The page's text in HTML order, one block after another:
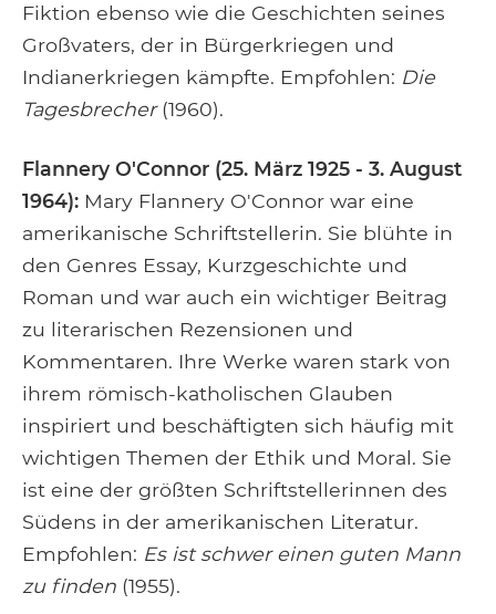
Fiktion ebenso wie die Geschichten seines
Großvaters, der in Bürgerkriegen und
Indianerkriegen kämpfte. Empfohlen: Die
Tagesbrecher(1960).
Flannery O'Connor (25. März 1925 - 3. August
1964): Mary Flannery O'Connor war eine
amerikanische Schriftstellerin. Sie blühte in
den Genres Essay, Kurzgeschichte und
Roman und war auch ein wichtiger Beitrag
zu literarischen Rezensionen und
Kommentaren. Ihre Werke waren stark von
ihrem römisch-katholischen Glauben
inspiriert und beschäftigten sich häufig mit
wichtigen Themen der Ethik und Moral. Sie
ist eine der größten Schriftstellerinnen des
Südens in der amerikanischen Literatur.
Empfohlen: Es ist schwer einen guten Mann
zu finden (1955).